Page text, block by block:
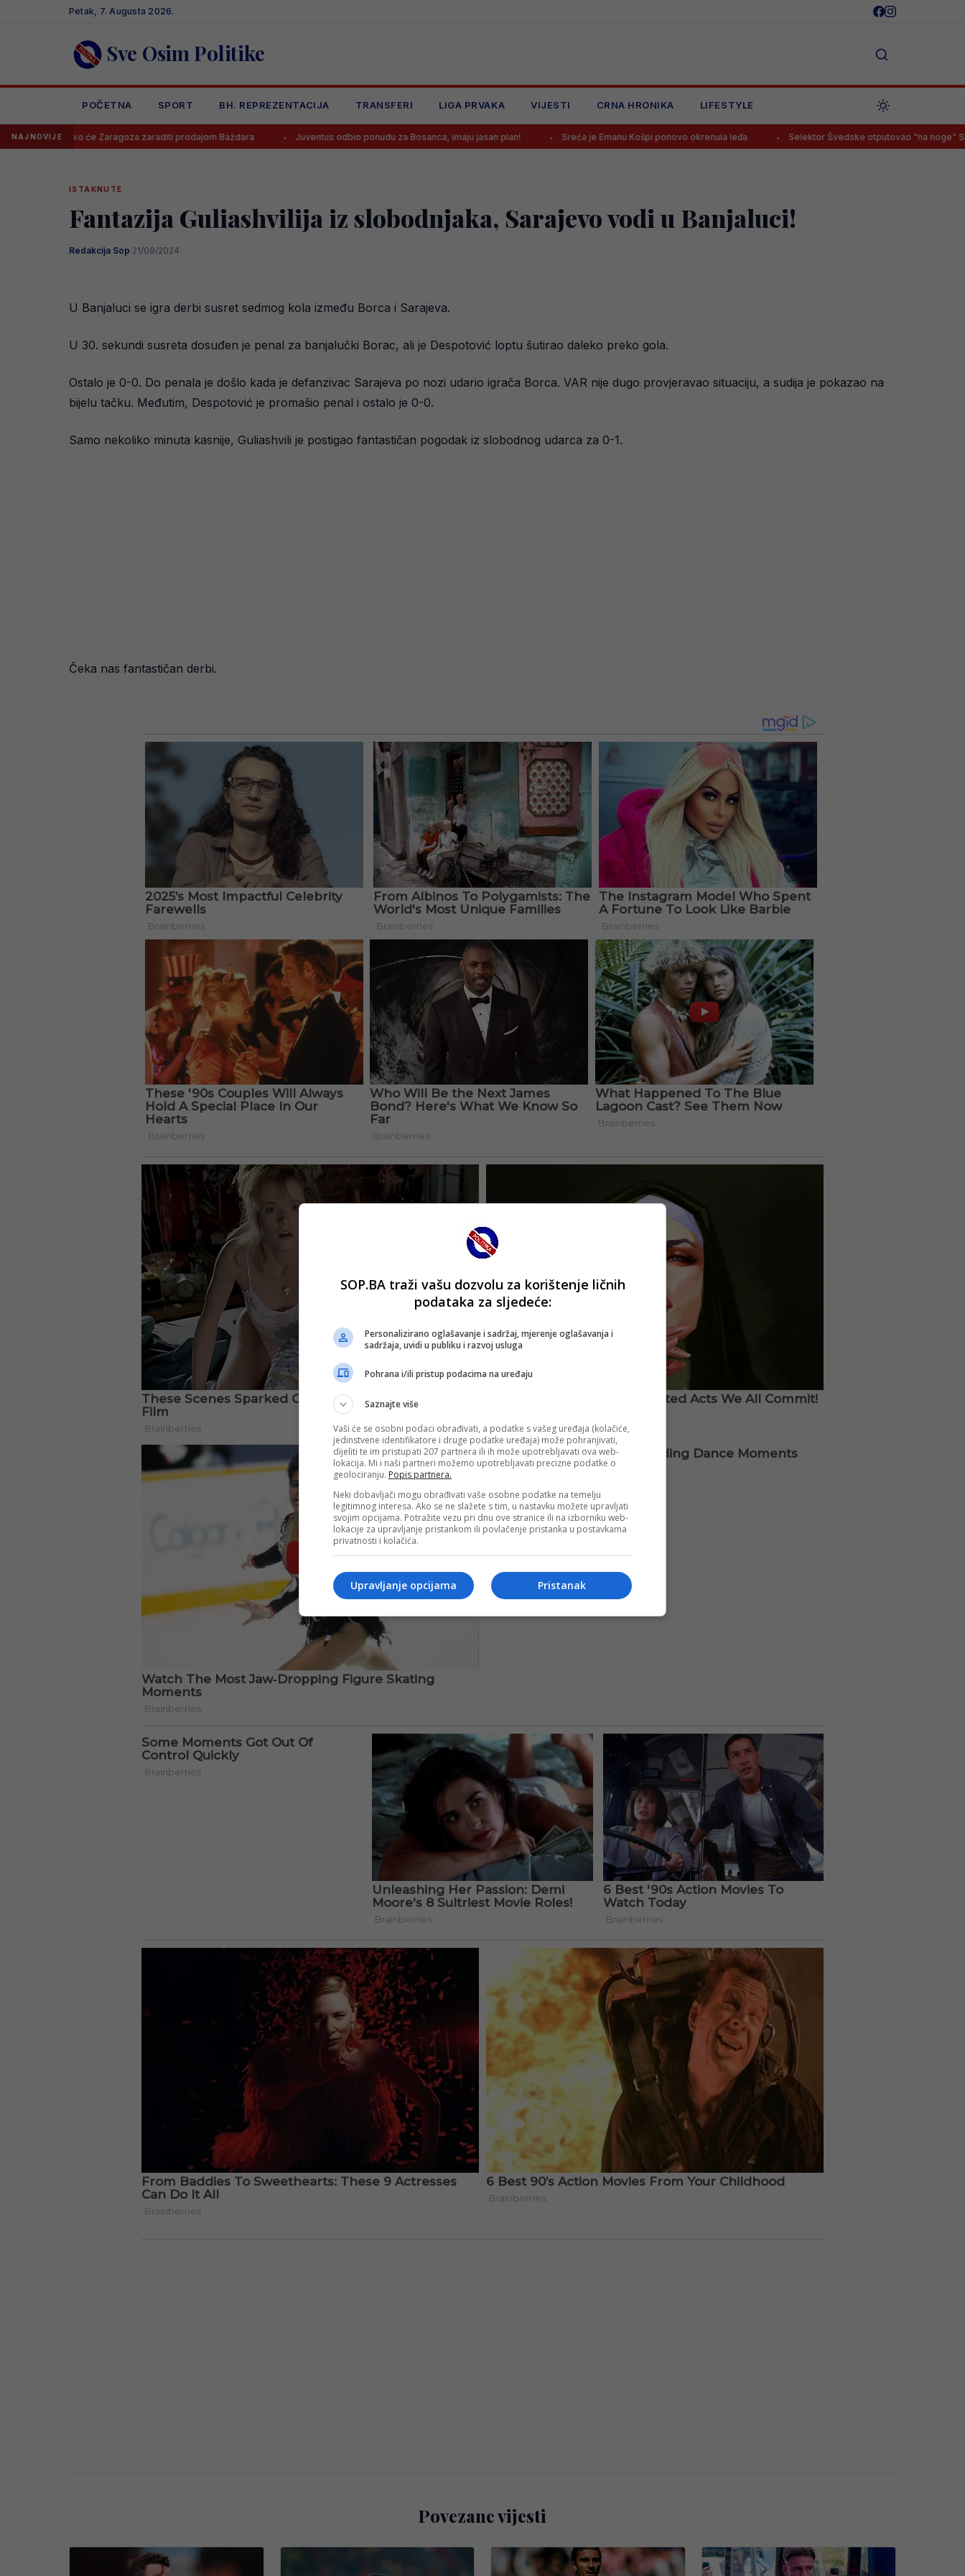
Petak, 7. Augusta 2026.
Sve Osim Politike
POČETNA SPORT BH. REPREZENTACIJA TRANSFERI LIGA PRVAKA VIJESTI CRNA HRONIKA LIFESTYLE
NAJNOVIJE
koliko će Zaragoza zaraditi prodajom Baždara Juventus odbio ponudu za Bosanca, imaju jasan plan! Sreća je Emanu Košpi ponovo okrenula leđa Selektor Švedske otputovao “na noge” Smajloviću,
ISTAKNUTE
Fantazija Guliashvilija iz slobodnjaka, Sarajevo vodi u Banjaluci!
Redakcija Sop·21/09/2024
U Banjaluci se igra derbi susret sedmog kola između Borca i Sarajeva.
U 30. sekundi susreta dosuđen je penal za banjalučki Borac, ali je Despotović loptu šutirao daleko preko gola.
Ostalo je 0-0. Do penala je došlo kada je defanzivac Sarajeva po nozi udario igrača Borca. VAR nije dugo provjeravao situaciju, a sudija je pokazao na
bijelu tačku. Međutim, Despotović je promašio penal i ostalo je 0-0.
Samo nekoliko minuta kasnije, Guliashvili je postigao fantastičan pogodak iz slobodnog udarca za 0-1.
Čeka nas fantastičan derbi.
Povezane vijesti
SOP.BA traži vašu dozvolu za korištenje ličnih
podataka za sljedeće:
Personalizirano oglašavanje i sadržaj, mjerenje oglašavanja i
sadržaja, uvidi u publiku i razvoj usluga
Pohrana i/ili pristup podacima na uređaju
Saznajte više
Vaši će se osobni podaci obrađivati, a podatke s vašeg uređaja (kolačiće,
jedinstvene identifikatore i druge podatke uređaja) može pohranjivati,
dijeliti te im pristupati 207 partnera ili ih može upotrebljavati ova web-
lokacija. Mi i naši partneri možemo upotrebljavati precizne podatke o
geolociranju. Popis partnera.
Neki dobavljači mogu obrađivati vaše osobne podatke na temelju
legitimnog interesa. Ako se ne slažete s tim, u nastavku možete upravljati
svojim opcijama. Potražite vezu pri dnu ove stranice ili na izborniku web-
lokacije za upravljanje pristankom ili povlačenje pristanka u postavkama
privatnosti i kolačića.
Pristanak
Upravljanje opcijama